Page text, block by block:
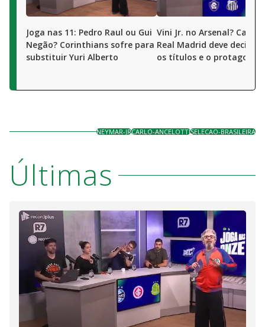
Joga nas 11: Pedro Raul ou Gui
Negão? Corinthians sofre para
substituir Yuri Alberto
Vini Jr. no Arsenal?
Real Madrid deve decidir
os títulos e o
NEYMAR-JRCARLO-ANCELOTTISELECAO-BRASILEIRA
Últimas